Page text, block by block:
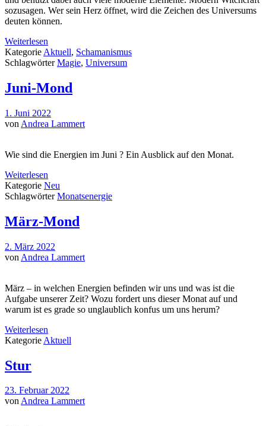
sozusagen. Wer sein Herz öffnet, wird die Zeichen des Universums
deuten können.
Weiterlesen
Kategorie Aktuell, Schamanismus
SchlagwörterMagie, Universum
Juni-Mond
1. Juni 2022
von Andrea Lammert
Wie sind die Energien im Juni ? Ein Ausblick auf den Monat.
Weiterlesen
Kategorie Neu
SchlagwörterMonatsenergie
März-Mond
2. März 2022
von Andrea Lammert
März – in welchen Energien befinden wir uns und was ist die
Aufgabe unserer Zeit? Wozu fordert uns dieser Monat auf und
warum ist es grade so unglaublich konfus um uns herum?
Weiterlesen
Kategorie Aktuell
Stur
23. Februar 2022
vonAndrea Lammert